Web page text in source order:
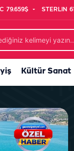
79.659$ STERLIN
Kültür Sanat
neden 60?